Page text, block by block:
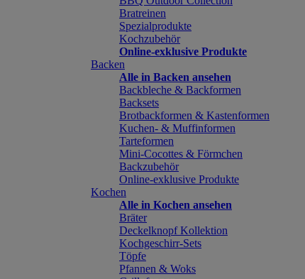
Bratreinen
Spezialprodukte
Kochzubehör
Online-exklusive Produkte
Backen
Alle in Backen ansehen
Backbleche & Backformen
Backsets
Brotbackformen & Kastenformen
Kuchen- & Muffinformen
Tarteformen
Mini-Cocottes & Förmchen
Backzubehör
Online-exklusive Produkte
Kochen
Alle in Kochen ansehen
Bräter
Deckelknopf Kollektion
Kochgeschirr-Sets
Töpfe
Pfannen & Woks